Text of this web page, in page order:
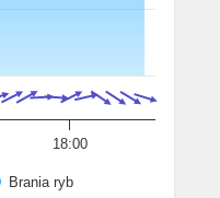
Brania ryb
18:00